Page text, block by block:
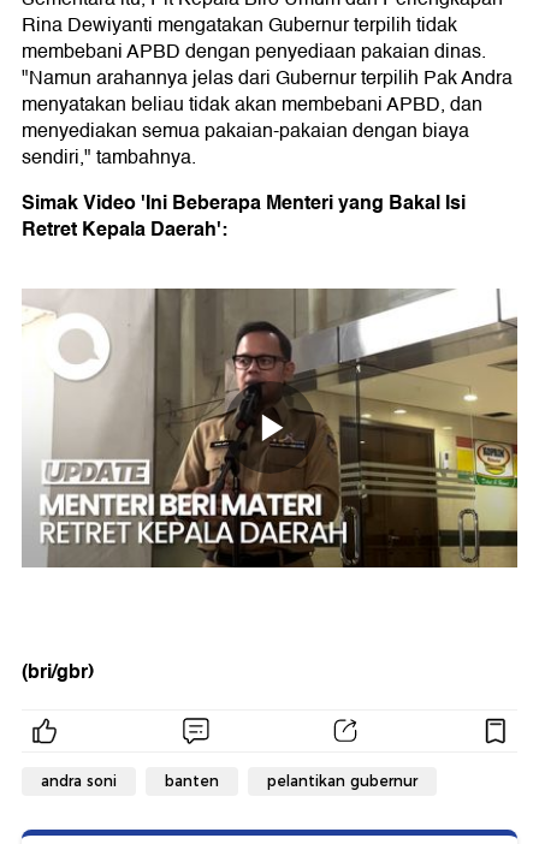
Rina Dewiyanti mengatakan Gubernur terpilih tidak
membebani APBD dengan penyediaan pakaian dinas.
"Namun arahannya jelas dari Gubernur terpilih Pak Andra
menyatakan beliau tidak akan membebani APBD, dan
menyediakan semua pakaian-pakaian dengan biaya
sendiri," tambahnya.
Simak Video 'Ini Beberapa Menteri yang Bakal Isi
Retret Kepala Daerah':
(bri/gbr)
andra soni banten pelantikan gubernur